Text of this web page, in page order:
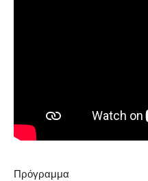
Πρόγραμμα